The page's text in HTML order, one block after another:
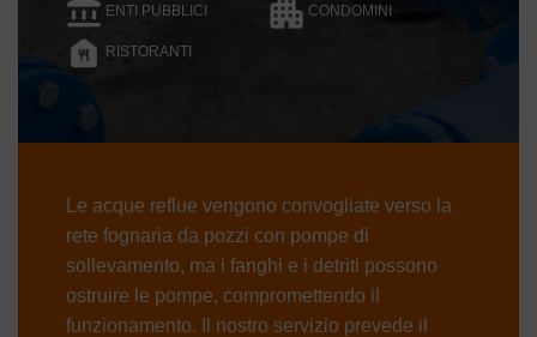
ENTI PUBBLICI CONDOMINI
RISTORANTI
Le acque reflue vengono convogliate verso la
rete fognaria da pozzi con pompe di
sollevamento, ma i fanghi e i detriti possono
ostruire le pompe, compromettendo il
funzionamento. Il nostro servizio prevede il